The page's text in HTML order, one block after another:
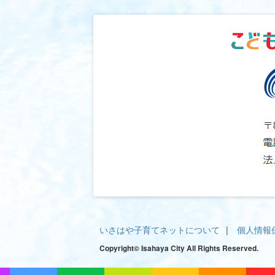
いさはや子育てネットについて 個人情報
Copyright© Isahaya City All Rights Reserved.